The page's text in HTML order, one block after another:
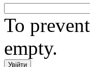
To
empty.